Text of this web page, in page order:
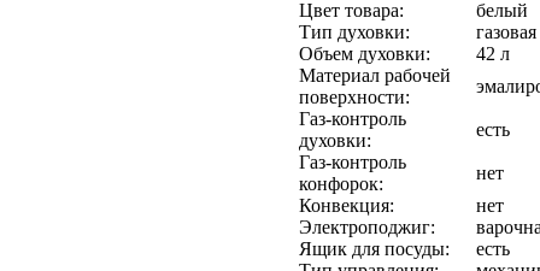
Цвет товара:
белый
Тип духовки:
газовая
Объем духовки:
42 л
Материал рабочей
поверхности:
Газ-контроль
духовки:
есть
Газ-контроль
конфорок:
нет
Конвекция:
нет
Электроподжиг:
Ящик для посуды:
есть